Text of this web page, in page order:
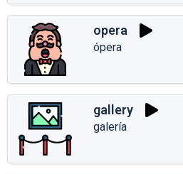
opera
ópera
gallery
galería